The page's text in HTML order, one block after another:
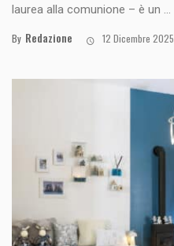
laurea alla comunione – è un ...
By Redazione 12 Dicembre 2025